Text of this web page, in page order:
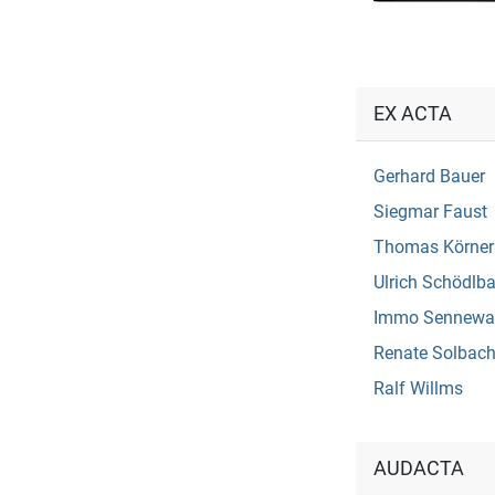
EX ACTA
Gerhard Bauer
Siegmar Faust
Thomas Körner
Ulrich
Immo
Renate Solbach
Ralf Willms
AUDACTA